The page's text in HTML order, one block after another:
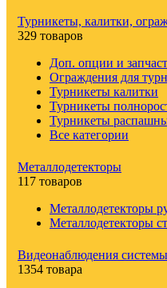
Турникеты, калитки,
329 товаров
Доп. опции и
Ограждения для
Турникеты калитки
Турникеты
Турникеты
Все категории
Металлодетекторы
117 товаров
Металлодетекторы
Металлодетекторы
Видеонаблюдения cистемы
1354 товара